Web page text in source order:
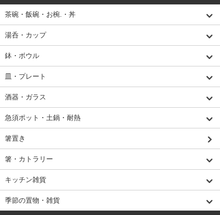
茶碗・飯碗・お椀.・丼
湯呑・カップ
鉢・ボウル
皿・プレート
酒器・ガラス
急須ポット・土鍋・耐熱
箸置き
箸・カトラリー
キッチン雑貨
季節の置物・雑貨